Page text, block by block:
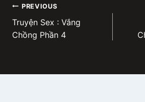
Post
navigation
PREVIOUS
Truyện Sex : Vắng
Chồng Phần 4